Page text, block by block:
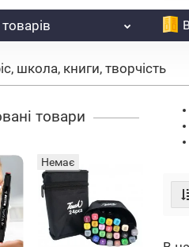
товарів
школа, книги, творчість
товари
Немає